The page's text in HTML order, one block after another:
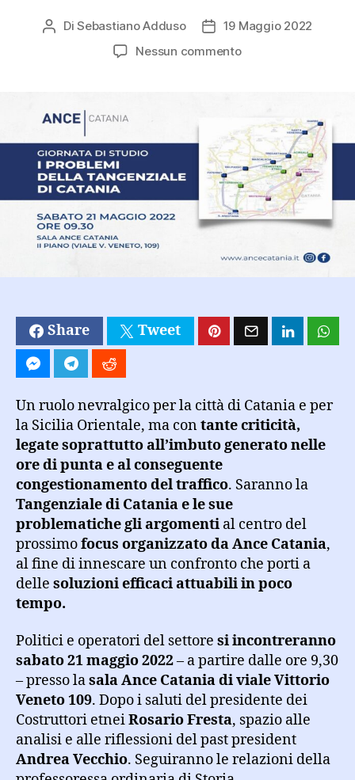
Autore
DiSebastiano Adduso
Data19 Maggio 2022
Nessun commentosu
Tangenziale
del
capoluogo
etneo
sabato
21
2022
Share Tweet
Un ruolo nevralgico per la città di Catania e per
la Sicilia Orientale, ma contante criticità,
legate soprattutto all’imbuto generato nelle
ore di punta e al conseguente
congestionamento del traffico. Saranno la
Tangenziale di Catania e le sue
problematiche gli argomenti al centro del
prossimofocus organizzato da Ance Catania,
al fine di innescare un confronto che porti a
delle soluzioni efficaci attuabili in poco
tempo.
Politici e operatori del settore si incontreranno
sabato 21 maggio 2022– a partire dalle ore 9,30
– presso lasala Ance Catania di viale Vittorio
Veneto 109. Dopo i saluti del presidente dei
Costruttori etneiRosario Fresta, spazio alle
analisi e alle riflessioni del past president
Andrea Vecchio. Seguiranno le relazioni della